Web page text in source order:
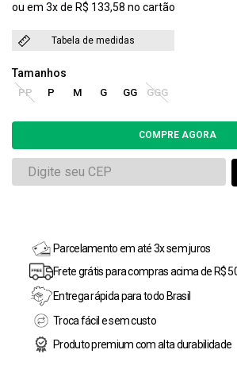
3x R$ 133,58
Tabela de medidas
PP P M G GG GGG
Parcelamento em até 3x sem juros
Frete grátis para compras acima de R$
Entrega rápida para todo Brasil
Troca fácil e sem custo
Produto premium com alta durabilidade